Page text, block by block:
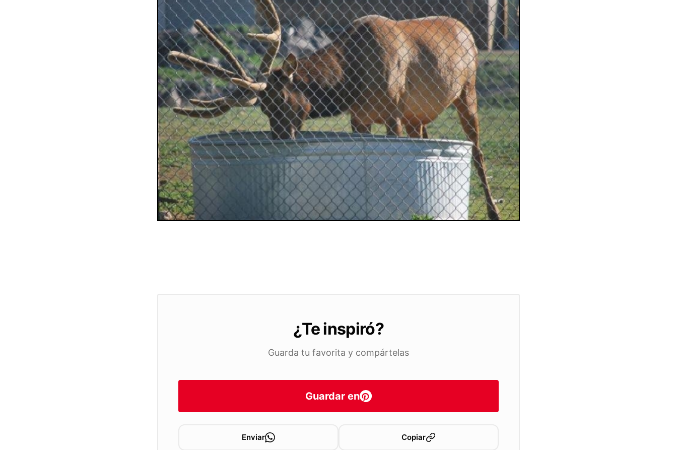
¿Te inspiró?
Guarda tu favorita y compártelas
Guardar en
Enviar Copiar